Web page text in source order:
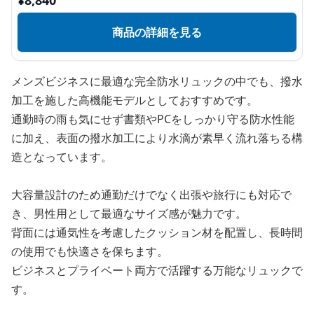
商品の詳細を見る
メンズビジネスに最適な完全防水リュックの中でも、撥水
加工を施した高機能モデルとしておすすめです。
通勤時の雨も気にせず書類やPCをしっかり守る防水性能
に加え、表面の撥水加工により水滴が素早く流れ落ちる構
造となっています。
大容量設計のため通勤だけでなく出張や旅行にも対応で
き、男性用として最適なサイズ感が魅力です。
背面には通気性を考慮したクッション材を配置し、長時間
の使用でも快適さを保ちます。
ビジネスとプライベート両方で活躍する万能なリュックで
す。